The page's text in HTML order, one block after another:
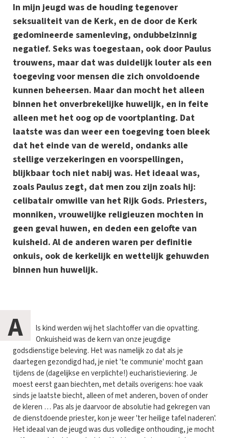
In mijn jeugd was de houding tegenover
seksualiteit van de Kerk, en de door de Kerk
gedomineerde samenleving, ondubbelzinnig
negatief. Seks was toegestaan, ook door Paulus
trouwens, maar dat was duidelijk louter als een
toegeving voor mensen die zich onvoldoende
kunnen beheersen. Maar dan mocht het alleen
binnen het onverbrekelijke huwelijk, en in feite
alleen met het oog op de voortplanting. Dat
laatste was dan weer een toegeving toen bleek
dat het einde van de wereld, ondanks alle
stellige verzekeringen en voorspellingen,
blijkbaar toch niet nabij was. Het ideaal was,
zoals Paulus zegt, dat men zou zijn zoals hij:
celibatair omwille van het Rijk Gods. Priesters,
monniken, vrouwelijke religieuzen mochten in
geen geval huwen, en deden een gelofte van
kuisheid. Al de anderen waren per definitie
onkuis, ook de kerkelijk en wettelijk gehuwden
binnen hun huwelijk.
A
ls kind werden wij het slachtoffer van die opvatting.
Onkuisheid was de kern van onze jeugdige
godsdienstige beleving. Het was namelijk zo dat als je
daartegen gezondigd had, je niet 'te communie' mocht gaan
tijdens de (dagelijkse en verplichte!) eucharistieviering. Je
moest eerst gaan biechten, met details overigens: hoe vaak
sinds je laatste biecht, alleen of met anderen, boven of onder
de kleren … Pas als je daarvoor de absolutie had gekregen van
de dienstdoende priester, kon je weer 'ter heilige tafel naderen'.
Het ideaal van de jeugd was dus volledige onthouding, je mocht